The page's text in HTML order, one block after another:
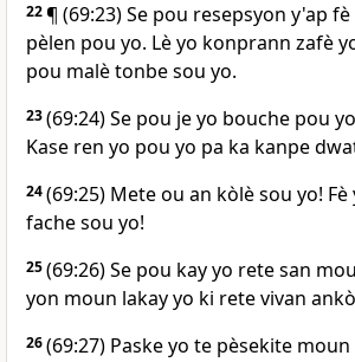
22¶ (69:23) Se pou resepsyon y'ap
pèlen pou yo. Lè yo konprann zafè
pou malè tonbe sou yo.
23(69:24) Se pou je yo bouche pou
Kase ren yo pou yo pa ka kanpe
24(69:25) Mete ou an kòlè sou yo!
fache sou yo!
25(69:26) Se pou kay yo rete san
yon moun lakay yo ki rete vivan
26(69:27) Paske yo te pèsekite